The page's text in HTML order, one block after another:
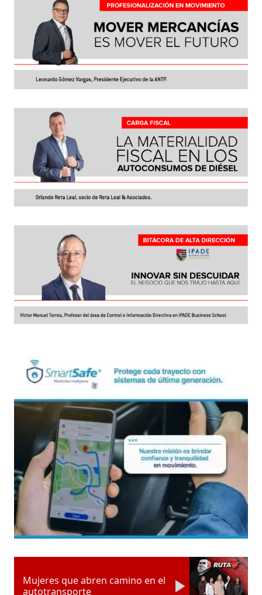
Mujeres que abren camino en el
autotransporte